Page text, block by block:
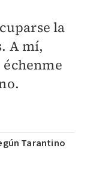
la
A mí,
Tarantino